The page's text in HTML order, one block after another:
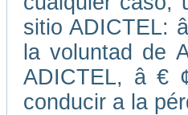
sitio ADICTEL:
la voluntad de
ADICTEL, â €
conducir a la